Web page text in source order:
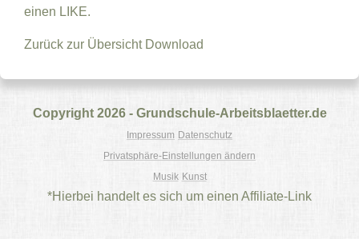
einen LIKE.
Zurück zur Übersicht Download
Copyright 2026 - Grundschule-Arbeitsblaetter.de
Impressum Datenschutz
Privatsphäre-Einstellungen ändern
Musik Kunst
*Hierbei handelt es sich um einen Affiliate-Link